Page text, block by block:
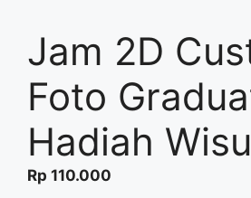
Jam 2D
Foto
Hadiah
Rp 110.000